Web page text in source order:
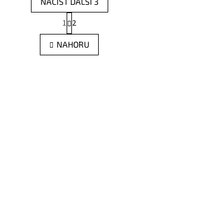
O
v
l
t
r
á
n
1 2
NAHORU